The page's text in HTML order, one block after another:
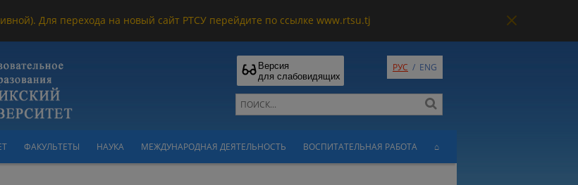
Для перехода на новый сайт РТСУ перейдите по ссылке www.rtsu.tj
Версия
для слабовидящих
РУС / ENG
ФАКУЛЬТЕТЫ НАУКА МЕЖДУНАРОДНАЯ ДЕЯТЕЛЬНОСТЬ ВОСПИТАТЕЛЬНАЯ РАБОТА ⌂